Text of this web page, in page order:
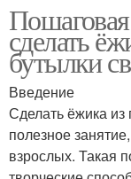
сделать
бутылки
Введение
Сделать ёжика из
полезное
взрослых. Такая